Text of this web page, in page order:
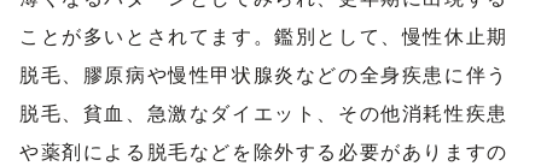
ことが多いとされてます。鑑別として、慢性休止期
脱毛、 膠原病や慢性甲状腺炎などの全身疾患に伴う
脱毛、貧血、 急激なダイエット、 その他消耗性疾患
や薬剤による脱毛などを除外する必要がありますの